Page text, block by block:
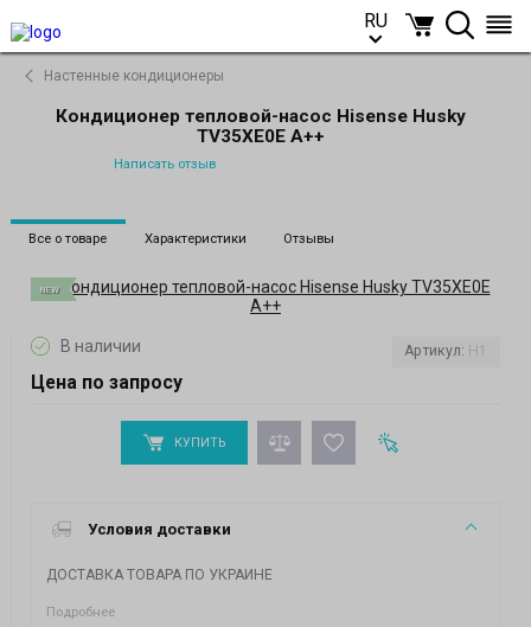
RU
Настенные кондиционеры
Кондиционер тепловой-насос Hisense Husky
TV35XE0E A++
Написать отзыв
Все о товаре Характеристики Отзывы
NEW
В наличии
Цена по запросу
Артикул: H1
КУПИТЬ
Условия доставки
ДОСТАВКА ТОВАРА ПО УКРАИНЕ
Подробнее